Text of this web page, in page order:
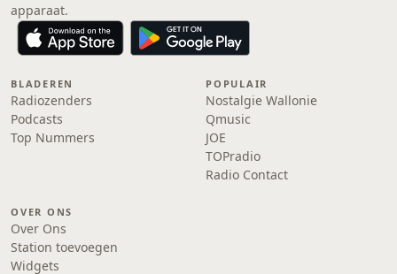
apparaat.
BLADEREN
Radiozenders
Podcasts
Top Nummers
POPULAIR
Nostalgie Wallonie
Qmusic
JOE
TOPradio
Radio Contact
OVER ONS
Over Ons
Station toevoegen
Widgets